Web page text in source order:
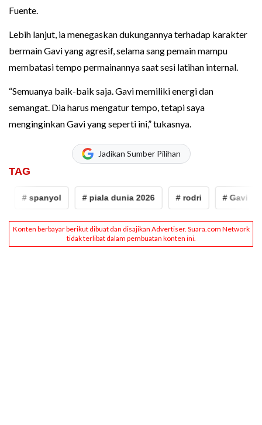
Fuente.
Lebih lanjut, ia menegaskan dukungannya terhadap karakter
bermain Gavi yang agresif, selama sang pemain mampu
membatasi tempo permainannya saat sesi latihan internal.
“Semuanya baik-baik saja. Gavi memiliki energi dan
semangat. Dia harus mengatur tempo, tetapi saya
menginginkan Gavi yang seperti ini,” tukasnya.
Jadikan Sumber Pilihan
TAG
# spanyol # piala dunia 2026 # rodri # Gavi